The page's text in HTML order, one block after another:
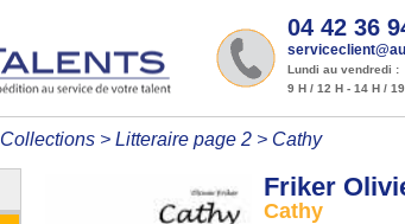
04 42 36
Lundi au vendredi :
9 H / 12 H - 14 H /
Collections > Litteraire page 2 > Cathy
Friker
Cathy